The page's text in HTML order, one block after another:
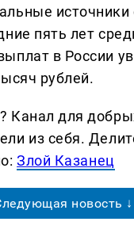
источники
пять лет
в России
рублей.
Канал для
из себя.
Злой Казанец
новость ↓